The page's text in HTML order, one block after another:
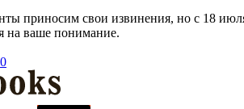
приносим свои извинения, но с 18
на ваше понимание.
0